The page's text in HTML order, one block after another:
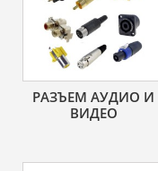
РАЗЪЕМ АУДИО И
ВИДЕО